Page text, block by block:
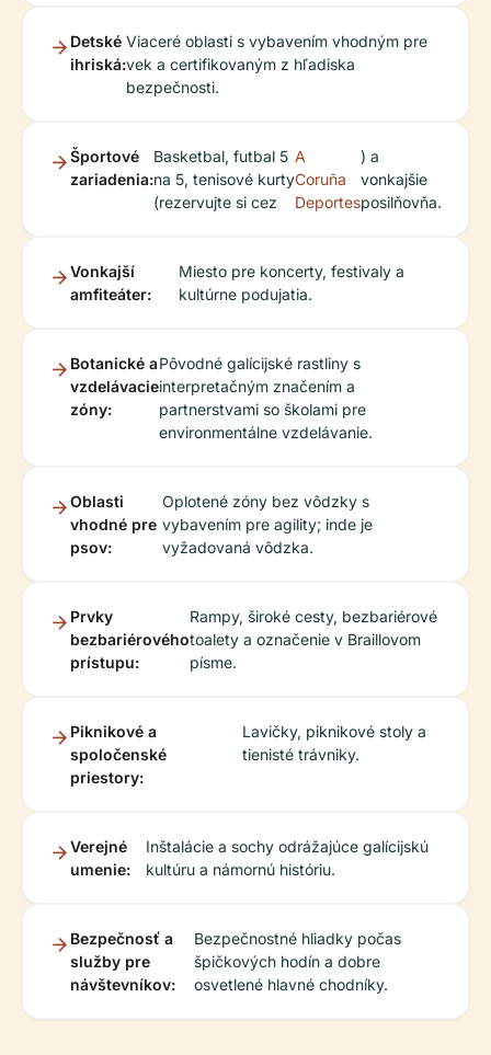
Detské
ihriská:
Viaceré oblasti s vybavením vhodným pre
vek a certifikovaným z hľadiska
bezpečnosti.
Športové
zariadenia:
Basketbal, futbal 5
na 5, tenisové kurty
(rezervujte si cez
A
Coruña
Deportes
) a
vonkajšie
posilňovňa.
Vonkajší
amfiteáter:
Miesto pre koncerty, festivaly a
kultúrne podujatia.
Botanické a
vzdelávacie
zóny:
Pôvodné galícijské rastliny s
interpretačným značením a
partnerstvami so školami pre
environmentálne vzdelávanie.
Oblasti
vhodné pre
psov:
Oplotené zóny bez vôdzky s
vybavením pre agility; inde je
vyžadovaná vôdzka.
Prvky
bezbariérového
prístupu:
Rampy, široké cesty, bezbariérové
toalety a označenie v Braillovom
písme.
Piknikové a
spoločenské
priestory:
Lavičky, piknikové stoly a
tienisté trávniky.
Verejné
umenie:
Inštalácie a sochy odrážajúce galícijskú
kultúru a námornú históriu.
Bezpečnosť a
služby pre
návštevníkov:
Bezpečnostné hliadky počas
špičkových hodín a dobre
osvetlené hlavné chodníky.